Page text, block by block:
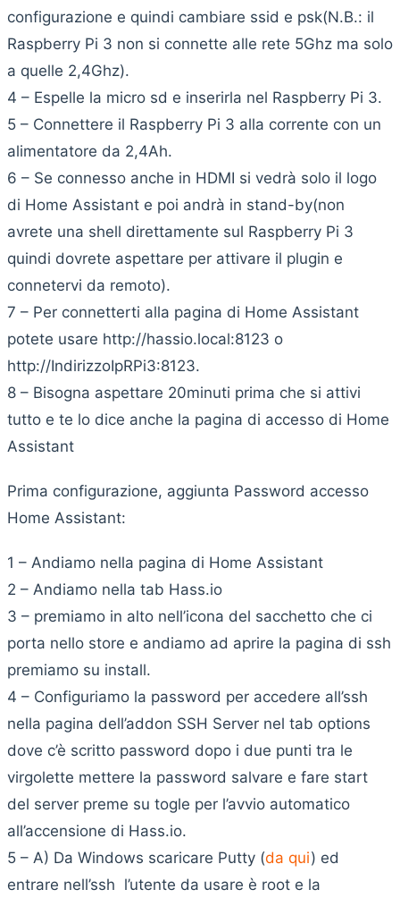
configurazione e quindi cambiare ssid e psk(N.B.: il
Raspberry Pi 3 non si connette alle rete 5Ghz ma solo
a quelle 2,4Ghz).
4 – Espelle la micro sd e inserirla nel Raspberry Pi 3.
5 – Connettere il Raspberry Pi 3 alla corrente con un
alimentatore da 2,4Ah.
6 – Se connesso anche in HDMI si vedrà solo il logo
di Home Assistant e poi andrà in stand-by(non
avrete una shell direttamente sul Raspberry Pi 3
quindi dovrete aspettare per attivare il plugin e
connetervi da remoto).
7 – Per connetterti alla pagina di Home Assistant
potete usare http://hassio.local:8123 o
http://IndirizzoIpRPi3:8123.
8 – Bisogna aspettare 20minuti prima che si attivi
tutto e te lo dice anche la pagina di accesso di Home
Assistant
Prima configurazione, aggiunta Password accesso
Home Assistant:
1 – Andiamo nella pagina di Home Assistant
2 – Andiamo nella tab Hass.io
3 – premiamo in alto nell’icona del sacchetto che ci
porta nello store e andiamo ad aprire la pagina di ssh
premiamo su install.
4 – Configuriamo la password per accedere all’ssh
nella pagina dell’addon SSH Server nel tab options
dove c’è scritto password dopo i due punti tra le
virgolette mettere la password salvare e fare start
del server preme su togle per l’avvio automatico
all’accensione di Hass.io.
5 – A) Da Windows scaricare Putty (da qui) ed
entrare nell’ssh l’utente da usare è root e la